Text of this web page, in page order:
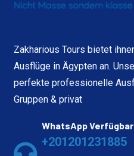
Zakharious Tours bietet
Ausflüge in Ägypten an.
perfekte professionelle
Gruppen & privat
WhatsApp Verfügbar
+201201231885